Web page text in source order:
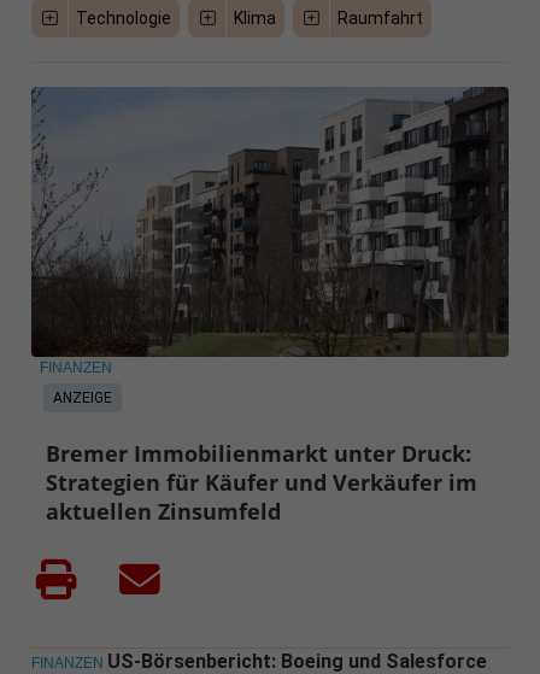
Technologie Klima Raumfahrt
ANZEIGE
FINANZEN
Bremer Immobilienmarkt unter Druck:
Strategien für Käufer und Verkäufer im
aktuellen Zinsumfeld
FINANZEN US-Börsenbericht: Boeing und Salesforce